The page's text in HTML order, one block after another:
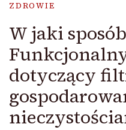
ZDROWIE
W jaki
dotyczący